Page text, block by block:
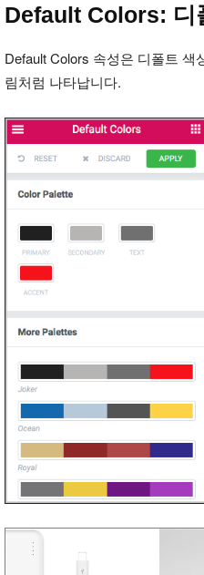
Default Colors: 디
Default Colors 속성은 디폴트 색
림처럼 나타납니다.